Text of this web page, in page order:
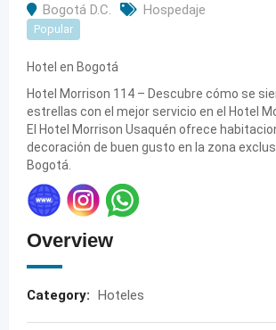
Bogotá D.C. Hospedaje
Popular
Hotel en Bogotá
Hotel Morrison 114 – Descubre cómo se
estrellas con el mejor servicio en el Hotel
El Hotel Morrison Usaquén ofrece
decoración de buen gusto en la zona
Bogotá.
Overview
Category: Hoteles